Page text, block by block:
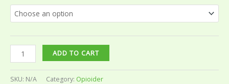
ADD TO CART
SKU: N/A Category: Opioider